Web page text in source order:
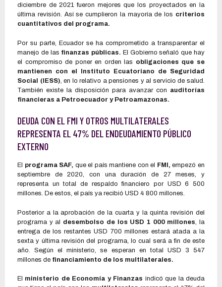
diciembre de 2021 fueron mejores que los proyectados en la
última revisión. Así se cumplieron la mayoría de los criterios
cuantitativos del programa.
Por su parte, Ecuador se ha comprometido a transparentar el
manejo de las finanzas públicas. El Gobierno señaló que hay
el compromiso de poner en orden las obligaciones que se
mantienen con el Instituto Ecuatoriano de Seguridad
Social (IESS), en lo relativo a pensiones y al servicio de salud.
También existe la disposición para avanzar con auditorías
financieras a Petroecuador y Petroamazonas.
DEUDA CON EL FMI Y OTROS MULTILATERALES
REPRESENTA EL 47% DEL ENDEUDAMIENTO PÚBLICO
EXTERNO
El programa SAF, que el país mantiene con el FMI, empezó en
septiembre de 2020, con una duración de 27 meses, y
representa un total de respaldo financiero por USD 6 500
millones. De estos, el país ya recibió USD 4 800 millones.
Posterior a la aprobación de la cuarta y la quinta revisión del
programa y al desembolso de los USD 1 000 millones, la
entrega de los restantes USD 700 millones estará atada a la
sexta y última revisión del programa, lo cual será a fin de este
año. Según el ministerio, se esperan en total USD 3 547
millones de financiamiento de los multilaterales.
El ministerio de Economía y Finanzas indicó que la deuda